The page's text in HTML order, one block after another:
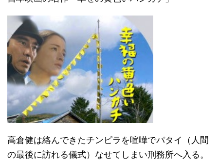
高倉健は絡んできたチンピラを喧嘩でパタイ（人間
の最後に訪れる儀式）なせてしまい刑務所へ入る。